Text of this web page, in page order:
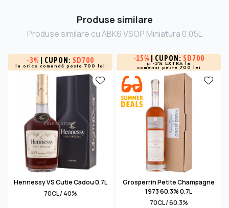
Produse similare
Produse similare cu ABK6 VSOP Miniatura 0.05L
-3% | CUPON: SD700
la orice comandă peste 700 lei
Hennessy VS Cutie Cadou 0.7L
70CL / 40%
-15% | CUPON: SD700
și -3% EXTRA la
comenzi peste 700 lei
Grosperrin Petite Champagne
1973 60.3% 0.7L
70CL / 60.3%